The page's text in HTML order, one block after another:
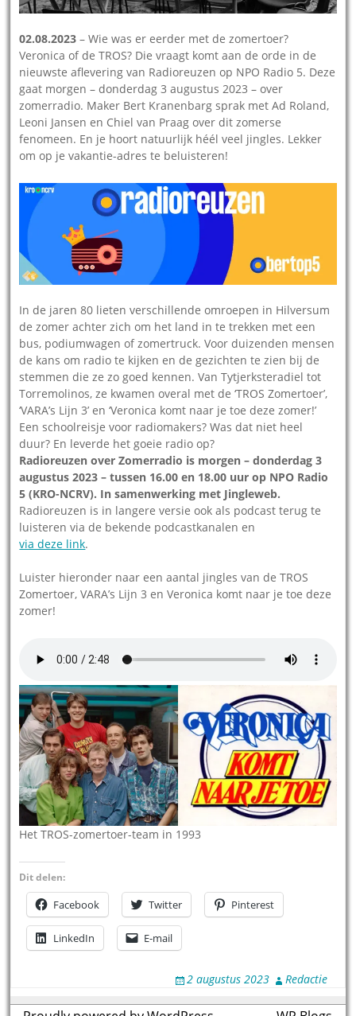
02.08.2023 – Wie was er eerder met de zomertoer?
Veronica of de TROS? Die vraagt komt aan de orde in de
nieuwste aflevering van Radioreuzen op NPO Radio 5. Deze
gaat morgen – donderdag 3 augustus 2023 – over
zomerradio. Maker Bert Kranenbarg sprak met Ad Roland,
Leoni Jansen en Chiel van Praag over dit zomerse
fenomeen. En je hoort natuurlijk héél veel jingles. Lekker
om op je vakantie-adres te beluisteren!
In de jaren 80 lieten verschillende omroepen in Hilversum
de zomer achter zich om het land in te trekken met een
bus, podiumwagen of zomertruck. Voor duizenden mensen
de kans om radio te kijken en de gezichten te zien bij de
stemmen die ze zo goed kennen. Van Tytjerksteradiel tot
Torremolinos, ze kwamen overal met de ‘TROS Zomertoer’,
‘VARA’s Lijn 3’ en ‘Veronica komt naar je toe deze zomer!’
Een schoolreisje voor radiomakers? Was dat niet heel
duur? En leverde het goeie radio op?
Radioreuzen over Zomerradio is morgen – donderdag 3
augustus 2023 – tussen 16.00 en 18.00 uur op NPO Radio
5 (KRO-NCRV). In samenwerking met Jingleweb.
Radioreuzen is in langere versie ook als podcast terug te
luisteren via de bekende podcastkanalen en
via deze link.
Luister hieronder naar een aantal jingles van de TROS
Zomertoer, VARA’s Lijn 3 en Veronica komt naar je toe deze
zomer!
Het TROS-zomertoer-team in 1993
Dit delen:
Facebook Twitter Pinterest
LinkedIn E-mail
2 augustus 2023 Redactie